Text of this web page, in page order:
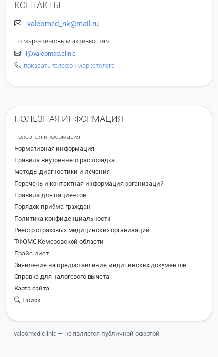
КОНТАКТЫ
valeomed_nk@mail.ru
По маркетинговым активностям
i@valeomed.clinic
показать телефон маркетолога
ПОЛЕЗНАЯ ИНФОРМАЦИЯ
Полезная информация
Нормативная информация
Правила внутреннего распорядка
Методы диагностики и лечения
Перечень и контактная информация организаций
Правила для пациентов
Порядок приёма граждан
Политика конфиденциальности
Реестр страховых медицинских организаций
ТФОМС Кемеровской области
Прайс-лист
Заявление на предоставление медицинских документов
Справка для налогового вычета
Карта сайта
Поиск
valeomed.clinic — не является публичной офертой